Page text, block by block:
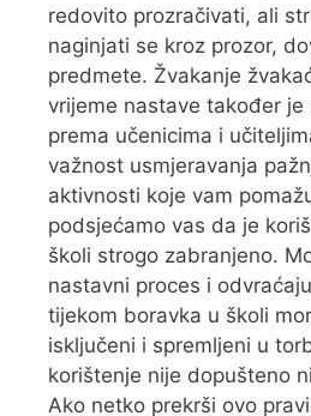
redovito prozračivati, ali
naginjati se kroz prozor,
predmete. Žvakanje
vrijeme nastave također je
prema učenicima i
važnost usmjeravanja
aktivnosti koje vam
podsjećamo vas da je
školi strogo zabranjeno.
nastavni proces i
tijekom boravka u školi
isključeni i spremljeni u
korištenje nije dopušteno
Ako netko prekrši ovo